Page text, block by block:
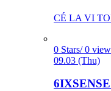
CÉ LA VI
0 Stars/ 0
09.03 (Thu)